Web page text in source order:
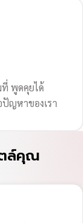
พูดคุยได้
ญหาของเรา
ตล์คุณ